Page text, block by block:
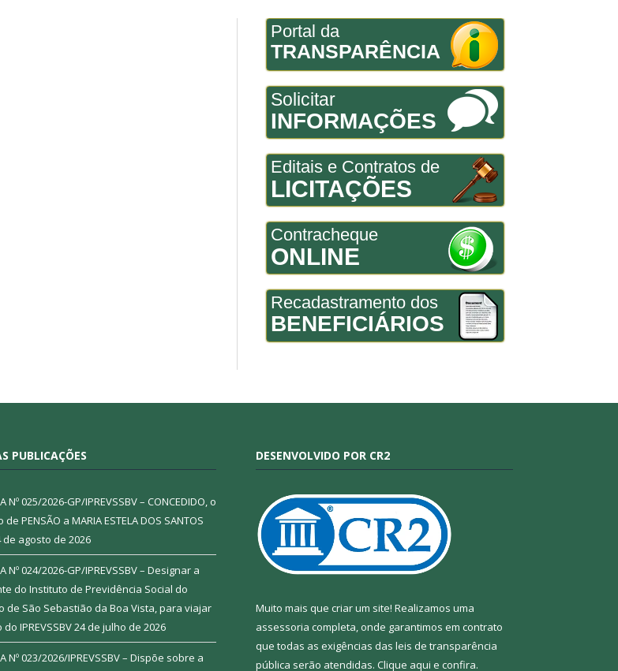
Portal da
TRANSPARÊNCIA
Solicitar
INFORMAÇÕES
Editais e Contratos de
LICITAÇÕES
Contracheque
ONLINE
Recadastramento dos
BENEFICIÁRIOS
PUBLICAÇÕES
Nº 025/2026-GP/IPREVSSBV – CONCEDIDO, o
PENSÃO a MARIA ESTELA DOS SANTOS
de agosto de 2026
Nº 024/2026-GP/IPREVSSBV – Designar a
do Instituto de Previdência Social do
de São Sebastião da Boa Vista, para viajar
IPREVSSBV24 de julho de 2026
Nº 023/2026/IPREVSSBV – Dispõe sobre a
DESENVOLVIDO POR CR2
Muito mais que criar um site! Realizamos uma
assessoria completa, onde garantimos em contrato
que todas as exigências das leis de transparência
pública serão atendidas. Clique aqui e confira.